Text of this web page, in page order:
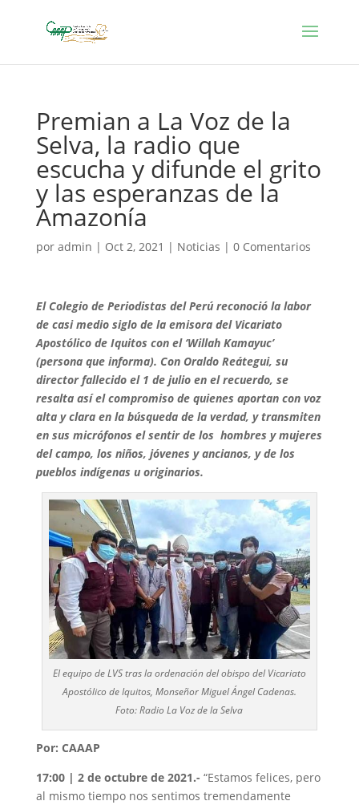
Premian a La Voz de la
Selva, la radio que
escucha y difunde el grito
y las esperanzas de la
Amazonía
por admin | Oct 2, 2021 | Noticias | 0 Comentarios
El Colegio de Periodistas del Perú reconoció la labor
de casi medio siglo de la emisora del Vicariato
Apostólico de Iquitos con el ‘Willah Kamayuc’
(persona que informa). Con Oraldo Reátegui, su
director fallecido el 1 de julio en el recuerdo, se
resalta así el compromiso de quienes aportan con voz
alta y clara en la búsqueda de la verdad, y transmiten
en sus micrófonos el sentir de los hombres y mujeres
del campo, los niños, jóvenes y ancianos, y de los
pueblos indígenas u originarios.
El equipo de LVS tras la ordenación del obispo del Vicariato
Apostólico de Iquitos, Monseñor Miguel Ángel Cadenas.
Foto: Radio La Voz de la Selva
Por: CAAAP
17:00 | 2 de octubre de 2021.- “Estamos felices, pero
al mismo tiempo nos sentimos tremendamente